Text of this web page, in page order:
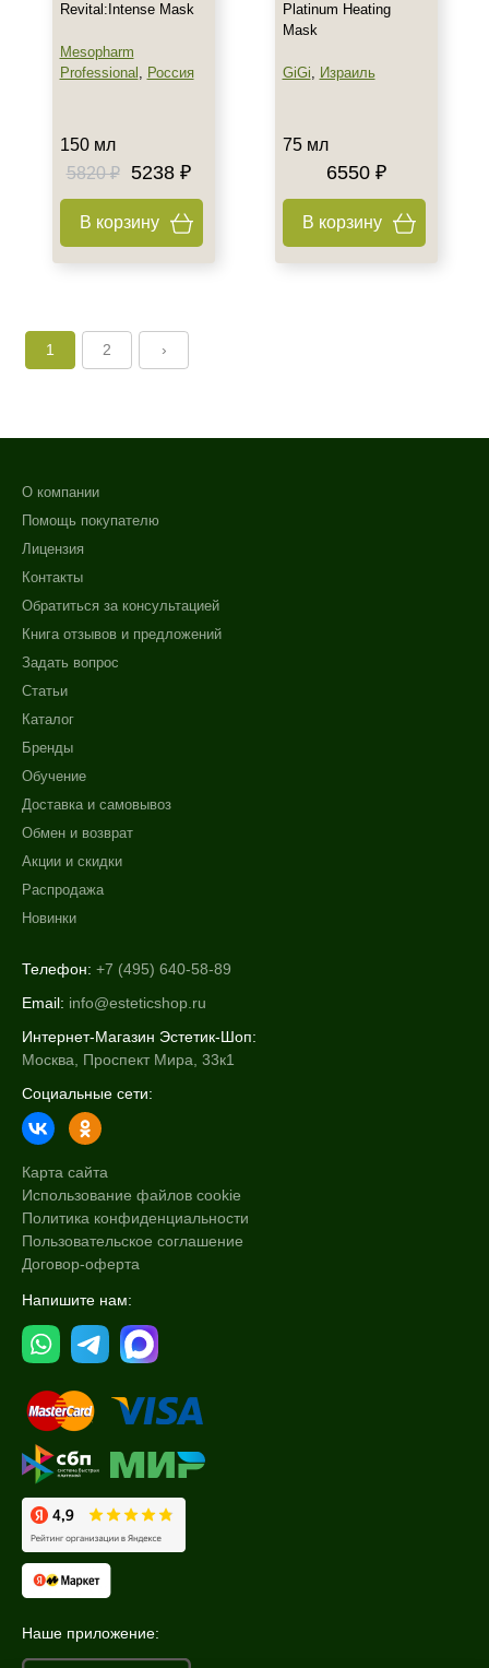
Revital:Intense Mask
Mesopharm
Professional , Россия
150 мл
5820 ₽
5238 ₽
В корзину
Platinum Heating
Mask
GiGi, Израиль
75 мл
6550 ₽
В корзину
1 2 ›
О компании
Помощь покупателю
Лицензия
Контакты
Обратиться за консультацией
Книга отзывов и предложений
Задать вопрос
Статьи
Каталог
Бренды
Обучение
Доставка и самовывоз
Обмен и возврат
Акции и скидки
Распродажа
Новинки
Телефон: +7 (495) 640-58-89
Email: info@esteticshop.ru
Интернет-Магазин Эстетик-Шоп:
Москва, Проспект Мира, 33к1
Социальные сети:
Карта сайта
Использование файлов cookie
Политика конфиденциальности
Пользовательское соглашение
Договор-оферта
Напишите нам:
Наше приложение: